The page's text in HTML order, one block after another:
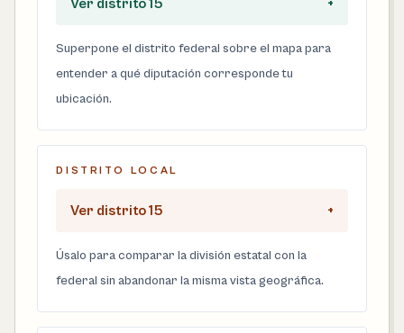
Ver distrito 15 +
Superpone el distrito federal sobre el mapa para
entender a qué diputación corresponde tu
ubicación.
DISTRITO LOCAL
Ver distrito 15 +
Úsalo para comparar la división estatal con la
federal sin abandonar la misma vista geográfica.